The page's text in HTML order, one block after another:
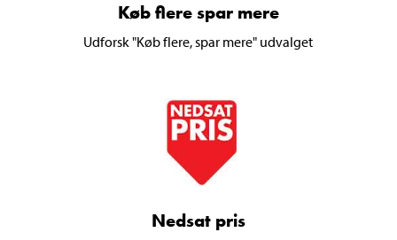
Køb flere spar mere
Udforsk "Køb flere, spar mere" udvalget
Nedsat pris